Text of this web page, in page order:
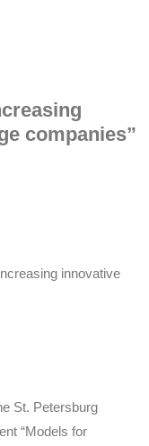
companies”
innovative
St. Petersburg
“Models for